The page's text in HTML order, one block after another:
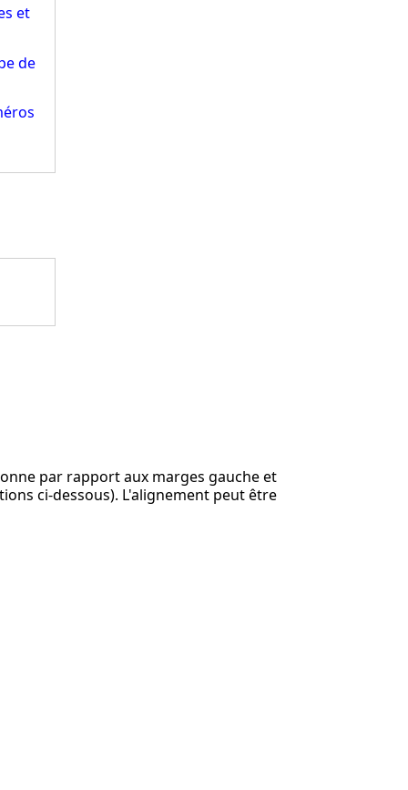
et
de
par rapport aux marges gauche et
ci-dessous). L'alignement peut être